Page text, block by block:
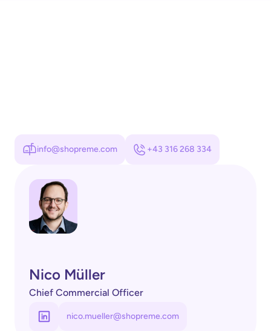
info@shopreme.com +43 316 268 334
Nico Müller
Chief Commercial Officer
nico.mueller@shopreme.com